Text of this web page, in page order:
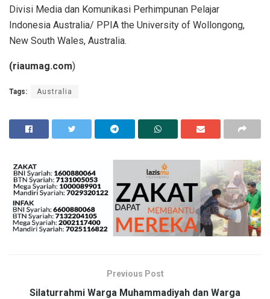
Divisi Media dan Komunikasi Perhimpunan Pelajar
Indonesia Australia/ PPIA the University of Wollongong,
New South Wales, Australia.
(riaumag.com)
Tags: Australia
Previous Post
Silaturrahmi Warga Muhammadiyah dan Warga